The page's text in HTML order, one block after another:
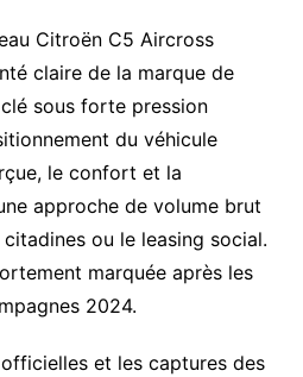
Citroën C5 Aircross
claire de la marque de
sous forte pression
du véhicule
le confort et la
approche de volume brut
ou le leasing social.
marquée après les
2024.
et les captures des